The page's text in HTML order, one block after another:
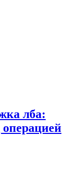
лба:
операцией